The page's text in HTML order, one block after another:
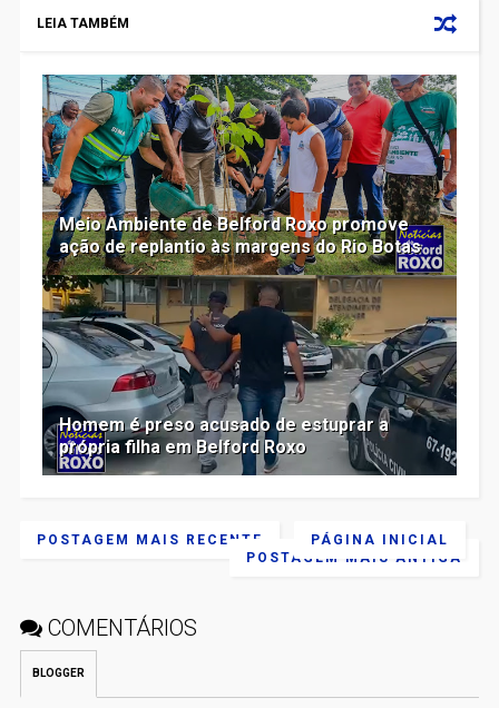
LEIA TAMBÉM
Meio Ambiente de Belford Roxo promove
ação de replantio às margens do Rio Botas
Homem é preso acusado de estuprar a
própria filha em Belford Roxo
POSTAGEM MAIS RECENTE
POSTAGEM MAIS ANTIGA
PÁGINA INICIAL
COMENTÁRIOS
BLOGGER